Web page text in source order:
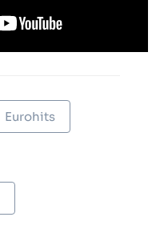
Eurohits